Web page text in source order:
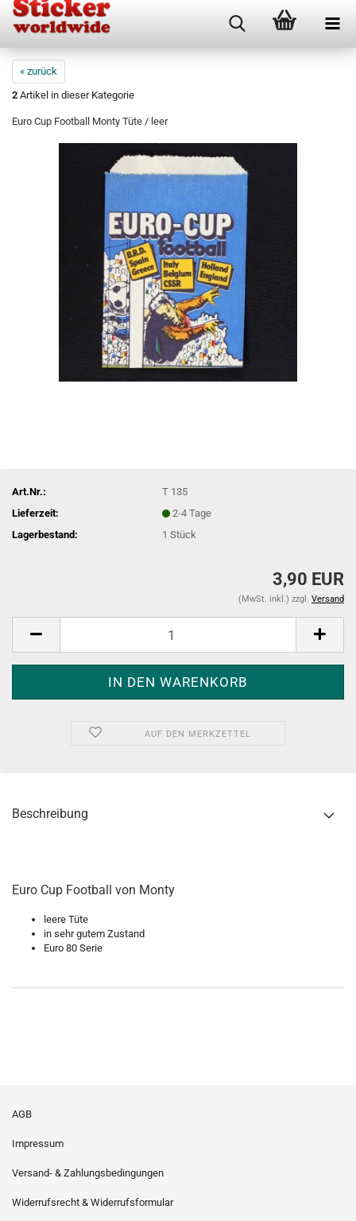
« zurück
2 Artikel in dieser Kategorie
Euro Cup Football Monty Tüte / leer
Art.Nr.:
T 135
Lieferzeit:
2-4 Tage
Lagerbestand:
1Stück
3,90 EUR
(MwSt. inkl.) zzgl. Versand
AUF DEN MERKZETTEL
Beschreibung
Euro Cup Football von Monty
leere Tüte
in sehr gutem Zustand
Euro 80 Serie
AGB
Impressum
Versand- & Zahlungsbedingungen
Widerrufsrecht & Widerrufsformular